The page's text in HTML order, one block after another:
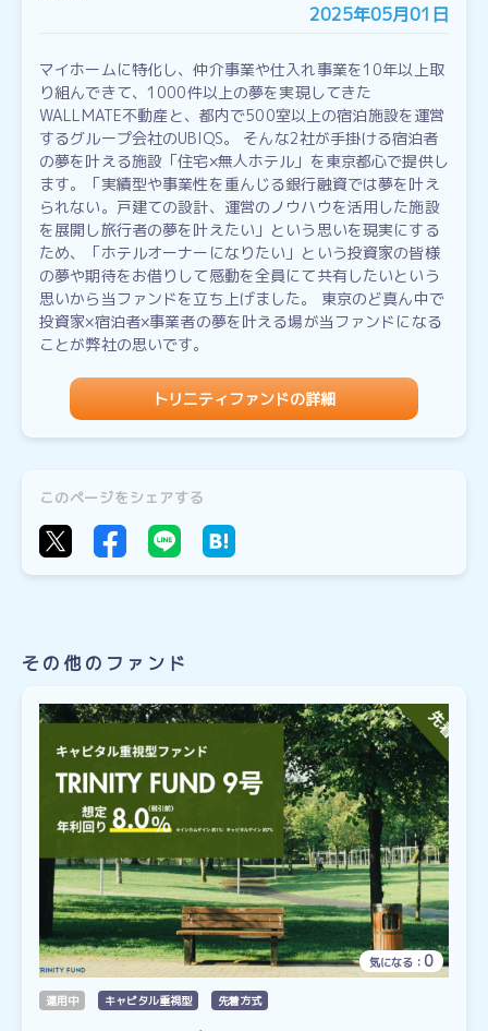
2025年05月01日
マイホームに特化し、仲介事業や仕入れ事業を10年以上取
り組んできて、1000件以上の夢を実現してきた
WALLMATE不動産と、都内で500室以上の宿泊施設を運営
するグループ会社のUBIQS。 そんな2社が手掛ける宿泊者
の夢を叶える施設「住宅×無人ホテル」を東京都心で提供し
ます。「実績型や事業性を重んじる銀行融資では夢を叶え
られない。戸建ての設計、運営のノウハウを活用した施設
を展開し旅行者の夢を叶えたい」という思いを現実にする
ため、「ホテルオーナーになりたい」という投資家の皆様
の夢や期待をお借りして感動を全員にて共有したいという
思いから当ファンドを立ち上げました。 東京のど真ん中で
投資家×宿泊者×事業者の夢を叶える場が当ファンドになる
ことが弊社の思いです。
トリニティファンドの詳細
このページをシェアする
その他のファンド
気になる： 0
運用中 キャピタル重視型 先着方式